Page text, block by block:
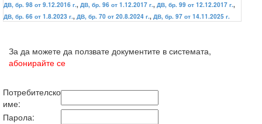
ДВ, бр. 98 от 9.12.2016 г., ДВ, бр. 96 от 1.12.2017 г., ДВ, бр. 99 от 12.12.2017 г.,
ДВ, бр. 66 от 1.8.2023 г., ДВ, бр. 70 от 20.8.2024 г., ДВ, бр. 97 от 14.11.2025 г.
За да можете да ползвате документите в системата,
абонирайте се
Потребителско
име:
Парола: